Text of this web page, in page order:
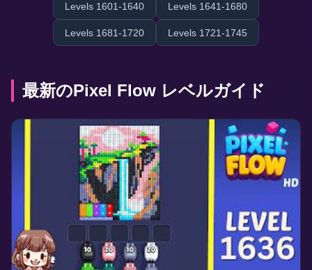
Levels 1601-1640 Levels 1641-1680
Levels 1681-1720 Levels 1721-1745
最新のPixel Flow レベルガイド